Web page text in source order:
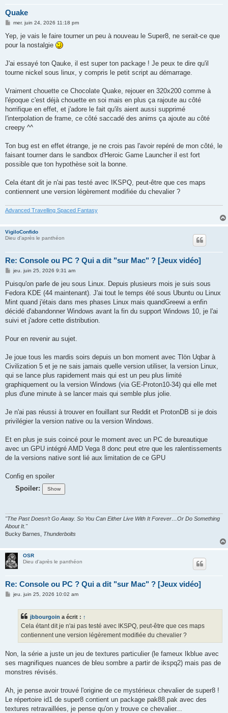
Quake
M
s
s
a
mer. juin 24, 2026 11:18 pm
Yep, je vais le faire tourner un peu à nouveau le Super8, ne serait-ce que
pour la nostalgie
J'ai essayé ton Qauke, il est super ton package ! Je peux te dire qu'il
tourne nickel sous linux, y compris le petit script au démarrage.
Vraiment chouette ce Chocolate Quake, rejouer en 320x200 comme à
l'époque c'est déjà chouette en soi mais en plus ça rajoute au côté
horrifique en effet, et j'adore le fait qu'ils aient aussi supprimé
l'interpolation de frame, ce côté saccadé des anims ça ajoute au côté
creepy ^^
Ton bug est en effet étrange, je ne crois pas l'avoir repéré de mon côté, le
faisant tourner dans le sandbox d'Heroic Game Launcher il est fort
possible que ton hypothèse soit la bonne.
Cela étant dit je n'ai pas testé avec IKSPQ, peut-être que ces maps
contiennent une version légèrement modifiée du chevalier ?
Advanced Travelling Spaced Fantasy
VigiloConfido
Dieu d'après le panthéon
Re: Console ou PC ? Qui a dit "sur Mac" ? [Jeux vidéo]
M
s
a
g
jeu. juin 25, 2026 9:31 am
Puisqu'on parle de jeu sous Linux. Depuis plusieurs mois je suis sous
Fedora KDE (44 maintenant). J'ai tout le temps été sous Ubuntu ou Linux
Mint quand j'étais dans mes phases Linux mais quandGreewi a enfin
décidé d'abandonner Windows avant la fin du support Windows 10, je l'ai
suivi et j'adore cette distribution.
Pour en revenir au sujet.
Je joue tous les mardis soirs depuis un bon moment avec Tlön Uqbar à
Civilization 5 et je ne sais jamais quelle version utiliser, la version Linux,
qui se lance plus rapidement mais qui est un peu plus limité
graphiquement ou la version Windows (via GE-Proton10-34) qui elle met
plus d'une minute à se lancer mais qui semble plus jolie.
Je n'ai pas réussi à trouver en fouillant sur Reddit et ProtonDB si je dois
privilégier la version native ou la version Windows.
Et en plus je suis coincé pour le moment avec un PC de bureautique
avec un GPU intégré AMD Vega 8 donc peut etre que les ralentissements
de la versions native sont lié aux limitation de ce GPU
Config en spoiler
Spoiler:
"The Past Doesn’t Go Away. So You Can Either Live With It Forever…Or Do Something
About It."
Bucky Barnes, Thunderbolts
OSR
Dieu d'après le panthéon
Re: Console ou PC ? Qui a dit "sur Mac" ? [Jeux vidéo]
Mjeu. juin 25, 2026 10:02 am
jbbourgoin a écrit : ↑
Cela étant dit je n'ai pas testé avec IKSPQ, peut-être que ces maps
contiennent une version légèrement modifiée du chevalier ?
Non, la série a juste un jeu de textures particulier (le fameux Ikblue avec
ses magnifiques nuances de bleu sombre a partir de ikspq2) mais pas de
monstres révisés.
Ah, je pense avoir trouvé l'origine de ce mystérieux chevalier de super8 !
Le répertoire id1 de super8 contient un package pak88.pak avec des
textures retravaillées, je pense qu'on y trouve ce chevalier...